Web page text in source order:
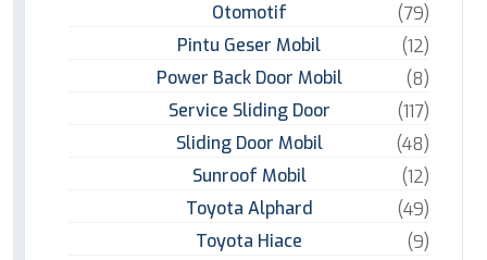
Otomotif
(79)
Pintu Geser Mobil
(12)
Power Back Door Mobil
(8)
Service Sliding Door
(117)
Sliding Door Mobil
(48)
Sunroof Mobil
(12)
Toyota Alphard
(49)
Toyota Hiace
(9)